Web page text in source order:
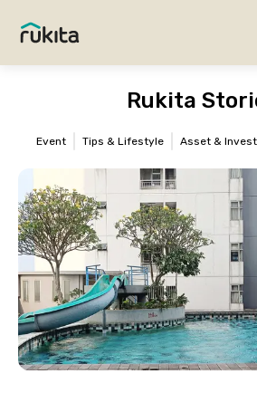
Rukita
Event Tips & Lifestyle Asset &